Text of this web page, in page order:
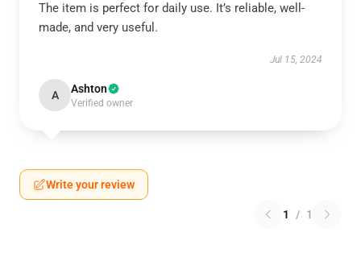
The item is perfect for daily use. It’s reliable, well-
made, and very useful.
Jul 15, 2024
A Ashton
Verified owner
Write your review
1 / 1